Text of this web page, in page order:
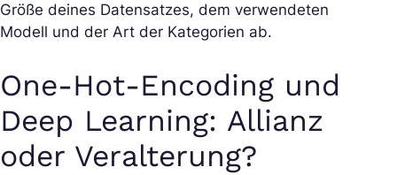
Größe deines Datensatzes, dem verwendeten
Modell und der Art der Kategorien ab.
One-Hot-Encoding und
Deep Learning: Allianz
oder Veralterung?